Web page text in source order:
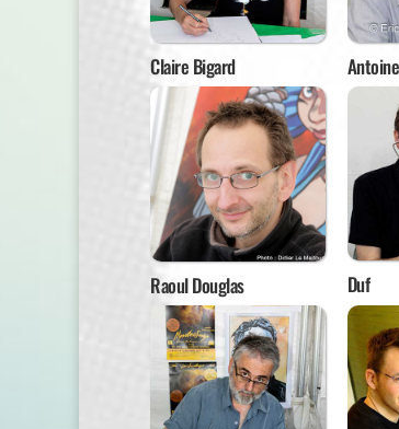
Claire Bigard
Raoul Douglas Duf